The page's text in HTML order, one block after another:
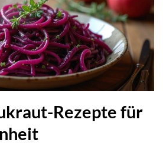
Rezepte für